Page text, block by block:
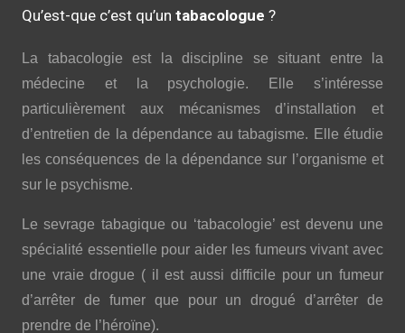
Qu’est-que c’est qu’un tabacologue ?
La tabacologie est la discipline se situant entre la
médecine et la psychologie. Elle s’intéresse
particulièrement aux mécanismes d’installation et
d’entretien de la dépendance au tabagisme. Elle étudie
les conséquences de la dépendance sur l’organisme et
sur le psychisme.
Le sevrage tabagique ou ‘tabacologie’ est devenu une
spécialité essentielle pour aider les fumeurs vivant avec
une vraie drogue ( il est aussi difficile pour un fumeur
d’arrêter de fumer que pour un drogué d’arrêter de
prendre de l’héroïne).